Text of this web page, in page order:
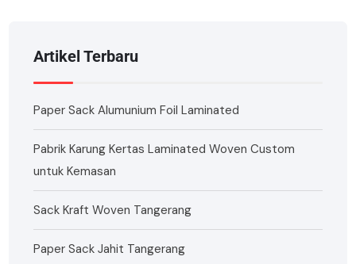
Artikel Terbaru
Paper Sack Alumunium Foil Laminated
Pabrik Karung Kertas Laminated Woven Custom
untuk Kemasan
Sack Kraft Woven Tangerang
Paper Sack Jahit Tangerang